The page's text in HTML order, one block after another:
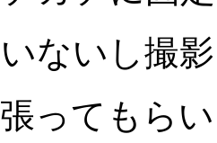
ないし撮
ってもら